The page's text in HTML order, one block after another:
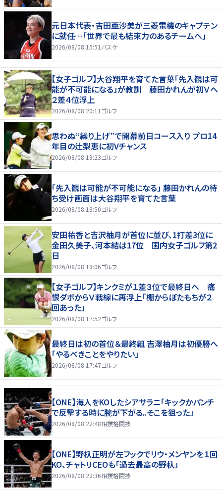
元日本代表・吉田亜沙美が三菱電機のキャプテン
に就任…「世界で最も結束力のあるチームへ」
2026/08/08 15:51 バスケ
【女子ゴルフ】大谷翔平を育てた言葉「先入観は可
能が不可能になる」が教訓 藤田かれんが初Ｖへ
２差４位浮上
2026/08/08 20:11 ゴルフ
思わぬ“繰り上げ”で開幕前日コース入り プロ14
年目の辻梨恵に初Vチャンス
2026/08/08 19:23ゴルフ
「先入観は可能が不可能になる」 藤田かれんの待
ち受け画面は大谷翔平を育てた言葉
2026/08/08 18:50ゴルフ
安田祐香と吉沢柚月が首位に並び、1打差3位に
金田久美子、河本結は17位 国内女子ゴルフ第2
日
2026/08/08 18:06ゴルフ
【女子ゴルフ】キンクミが１差３位で最終日へ 痛
恨ダボからＶ戦線に再浮上「棚からぼたもちが２
回あった」
2026/08/08 17:52ゴルフ
最終日は初の首位＆最終組 吉澤柚月は初優勝へ
「やるべきことをやりたい」
2026/08/08 17:47ゴルフ
【ONE】海人をKOしたシアサラニ「キックかパンチ
で反撃する時に腕が下がる。そこを狙った」
2026/08/08 22:48相撲格闘技
【ONE】野杁正明が左フックでリウ・メンヤンを１回
KO、チャトリCEOも「過去最高の野杁」
2026/08/08 22:36相撲格闘技